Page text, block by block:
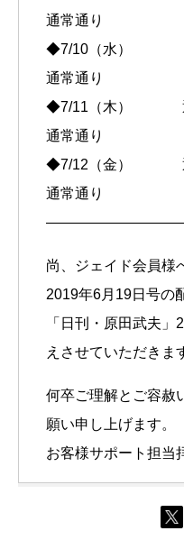
通常通り
◆7/10
通常通り
◆7/11（
通常通り
◆7/12（
通常通り
尚、ジェイド会員様
2019年6月19日号の
「日刊・原田武夫
えさせていただきま
何卒ご理解とご容赦
願い申し上げます。
お客様サポート担当